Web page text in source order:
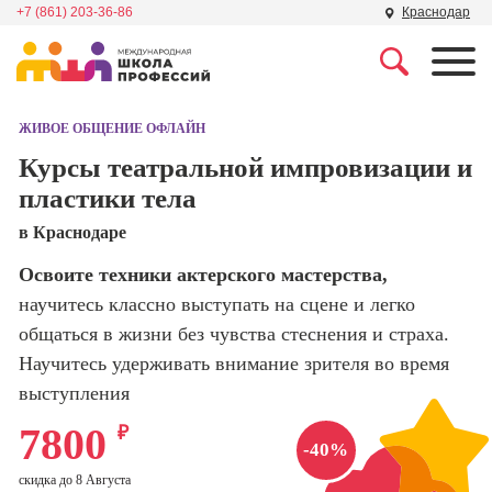
+7 (861) 203-36-86 Краснодар
Школа дизайна
Школа нейросетей и
Школа психологии
Школа актерского
мастерства
Школа бизнеса и
управления
поисковой
сайтов)
Профессия
Интернет-
Менеджер по
маркетингу в
социальных
сетях (SMM-
ЖИВОЕ ОБЩЕНИЕ ОФЛАЙН
Курсы театральной импровизации и
пластики тела
в Краснодаре
Освоите техники актерского мастерства,
научитесь классно выступать на сцене и легко
общаться в жизни без чувства стеснения и страха.
Научитесь удерживать внимание зрителя во время
выступления
-40%
7800 ₽
скидка до 8 Августа